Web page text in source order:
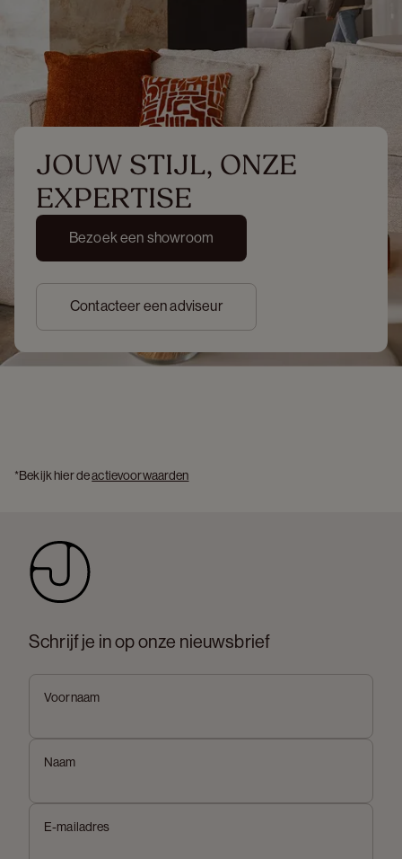
JOUW STIJL, ONZE
EXPERTISE
Bezoek een showroom
Contacteer een adviseur
*Bekijk hier de actievoorwaarden
Schrijf je in op onze nieuwsbrief
Voornaam
Naam
E-mailadres